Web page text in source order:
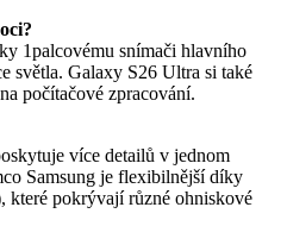
1palcovému snímači hlavního
světla. Galaxy S26 Ultra si také
počítačové zpracování.
více detailů v jednom
Samsung je flexibilnější díky
které pokrývají různé ohniskové